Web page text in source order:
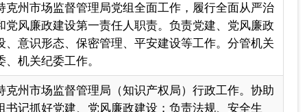
党组书记抓好党的建设、党风廉政建设和反腐败、保
理、平安建设等工作；协助局长抓好法规、信访、政
开、政务服务、食品安全及质量强州领导小组办公室
；负责食品安全监管、财务审计、人事、驻村、保